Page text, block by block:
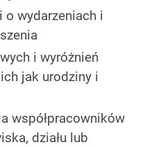
wydarzeniach i
i wyróżnień
jak urodziny i
współpracowników
działu lub